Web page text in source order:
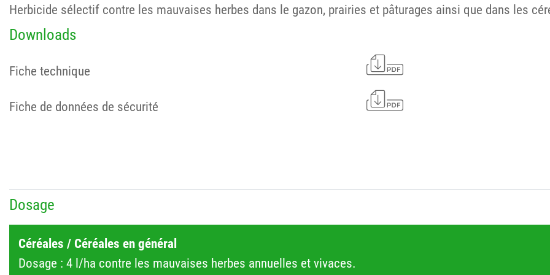
Herbicide sélectif contre les mauvaises herbes dans le gazon, prairies et pâturages ainsi que dans les
Downloads
Fiche technique
Fiche de données de sécurité
Dosage
Céréales / Céréales en général
Dosage : 4 l/ha contre les mauvaises herbes annuelles et vivaces.